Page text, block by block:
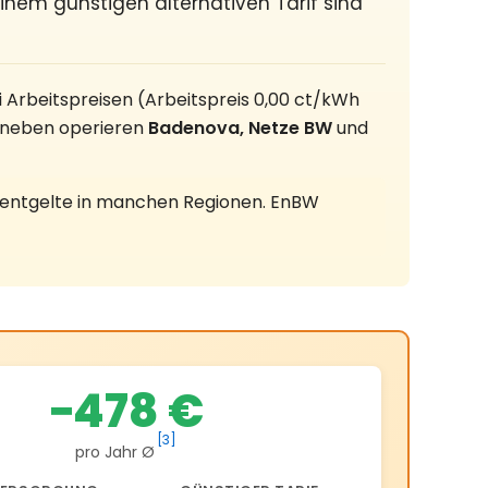
(Arbeitspreis 0,00 ct/kWh
operieren Badenova, Netze BWund
in manchen Regionen. EnBW
−478 €
pro Jahr Ø
[3]